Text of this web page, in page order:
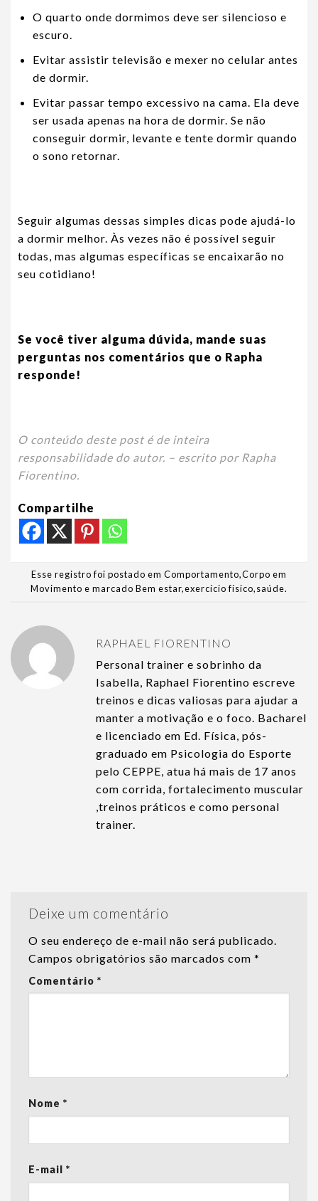
O quarto onde dormimos deve ser silencioso e
escuro.
Evitar assistir televisão e mexer no celular antes
de dormir.
Evitar passar tempo excessivo na cama. Ela deve
ser usada apenas na hora de dormir. Se não
conseguir dormir, levante e tente dormir quando
o sono retornar.
Seguir algumas dessas simples dicas pode ajudá-lo
a dormir melhor. Às vezes não é possível seguir
todas, mas algumas específicas se encaixarão no
seu cotidiano!
Se você tiver alguma dúvida, mande suas
perguntas nos comentários que o Rapha
responde!
O conteúdo deste post é de inteira
responsabilidade do autor. – escrito por Rapha
Fiorentino.
Compartilhe
Esse registro foi postado em Comportamento,Corpo em
Movimento e marcado Bem estar,exercício físico,saúde.
RAPHAEL FIORENTINO
Personal trainer e sobrinho da
Isabella, Raphael Fiorentino escreve
treinos e dicas valiosas para ajudar a
manter a motivação e o foco. Bacharel
e licenciado em Ed. Física, pós-
graduado em Psicologia do Esporte
pelo CEPPE, atua há mais de 17 anos
com corrida, fortalecimento muscular
,treinos práticos e como personal
trainer.
Deixe um comentário
O seu endereço de e-mail não será publicado.
Campos obrigatórios são marcados com *
Comentário *
Nome *
E-mail *